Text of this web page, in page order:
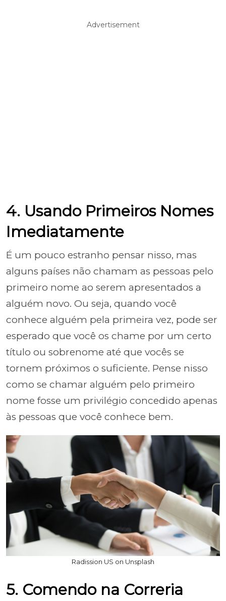
Advertisement
4. Usando Primeiros Nomes
Imediatamente
É um pouco estranho pensar nisso, mas
alguns países não chamam as pessoas pelo
primeiro nome ao serem apresentados a
alguém novo. Ou seja, quando você
conhece alguém pela primeira vez, pode ser
esperado que você os chame por um certo
título ou sobrenome até que vocês se
tornem próximos o suficiente. Pense nisso
como se chamar alguém pelo primeiro
nome fosse um privilégio concedido apenas
às pessoas que você conhece bem.
Radission US on Unsplash
5. Comendo na Correria